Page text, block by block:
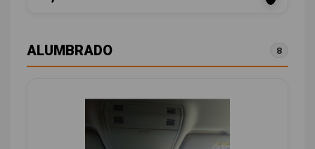
ALUMBRADO 8